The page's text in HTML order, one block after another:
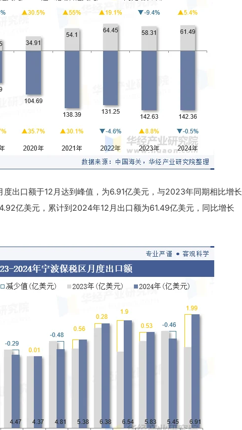
出口额于12月达到峰值，为6.91亿美元，与2023年同期相比增长
亿美元，累计到2024年12月出口额为61.49亿美元，同比增长